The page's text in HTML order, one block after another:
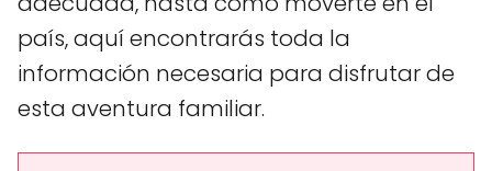
país, aquí encontrarás toda la
información necesaria para disfrutar de
esta aventura familiar.